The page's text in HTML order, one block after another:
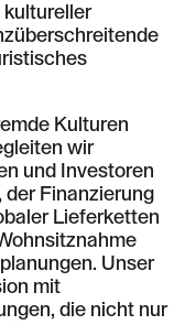
Kulturen
wir
und Investoren
Finanzierung
Lieferketten
Unser
mit
die nicht nur